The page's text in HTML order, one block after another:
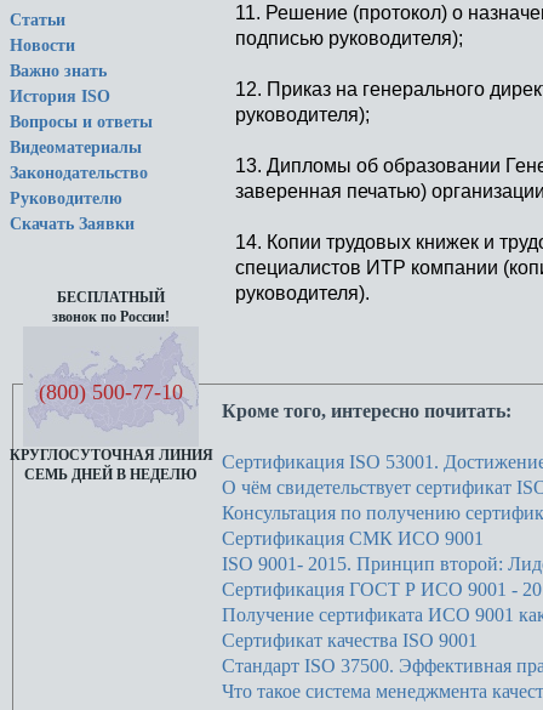
Статьи
Новости
Важно знать
История ISO
Вопросы и ответы
Видеоматериалы
Законодательство
Руководителю
Скачать Заявки
БЕСПЛАТНЫЙ
звонок по России!
(800) 500-77-10
КРУГЛОСУТОЧНАЯ ЛИНИЯ
СЕМЬ ДНЕЙ В НЕДЕЛЮ
11. Решение (протокол) о
подписью руководителя);
12. Приказ на генерального
руководителя);
13. Дипломы об образовании
заверенная печатью)
14. Копии трудовых книжек и
специалистов ИТР компании
руководителя).
Кроме того, интересно почитать:
Сертификация ISO 53001.
О чём свидетельствует сертификат
Консультация по получению
Сертификация СМК ИСО 9001
ISO 9001- 2015. Принцип второй:
Сертификация ГОСТ Р ИСО 9001 -
Получение сертификата ИСО 9001
Сертификат качества ISO 9001
Стандарт ISO 37500. Эффективная
Что такое система менеджмента